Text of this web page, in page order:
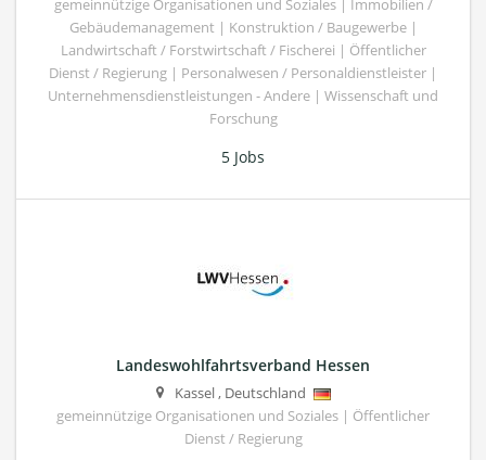
gemeinnützige Organisationen und Soziales | Immobilien /
Gebäudemanagement | Konstruktion / Baugewerbe |
Landwirtschaft / Forstwirtschaft / Fischerei | Öffentlicher
Dienst / Regierung | Personalwesen / Personaldienstleister |
Unternehmensdienstleistungen - Andere | Wissenschaft und
Forschung
5 Jobs
Landeswohlfahrtsverband Hessen
Kassel, Deutschland
gemeinnützige Organisationen und Soziales | Öffentlicher
Dienst / Regierung